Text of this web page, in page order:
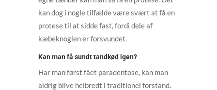
kan dog i nogle tilfælde være svært at få en
protese til at sidde fast, fordi dele af
kæbeknoglen er forsvundet.
Kan man få sundt tandkød igen?
Har man først fået paradentose, kan man
aldrig blive helbredt i traditionel forstand.